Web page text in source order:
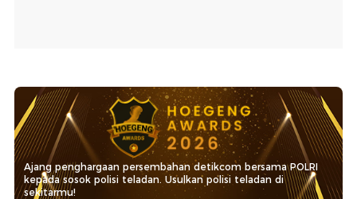
Ajang penghargaan persembahan detikcom bersama POLRI
kepada sosok polisi teladan. Usulkan polisi teladan di
sekitarmu!